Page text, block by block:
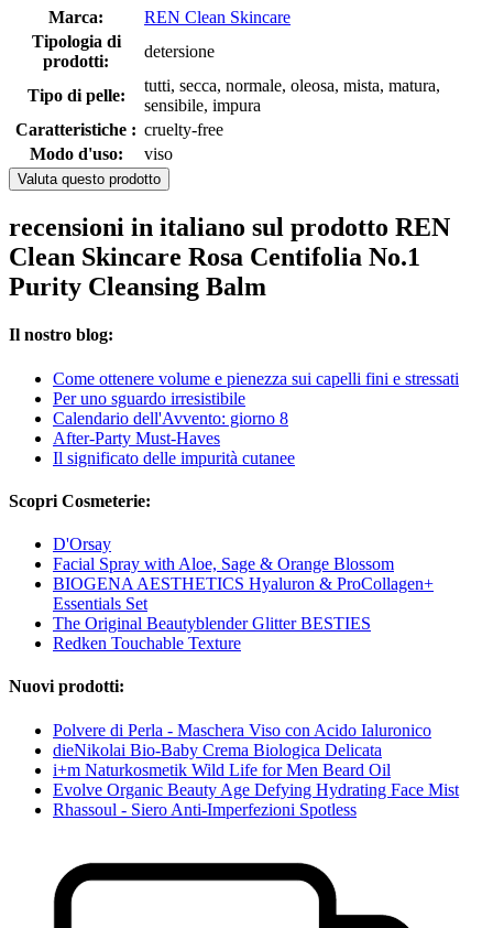
Marca:
REN Clean Skincare
Tipologia di
prodotti:
detersione
Tipo di pelle:
tutti, secca, normale, oleosa, mista, matura,
sensibile, impura
Caratteristiche : cruelty-free
Modo d'uso:
viso
Valuta questo prodotto
recensioni in italiano sul prodotto REN
Clean Skincare Rosa Centifolia No.1
Purity Cleansing Balm
Il nostro blog:
Come ottenere volume e pienezza sui capelli fini e stressati
Per uno sguardo irresistibile
Calendario dell'Avvento: giorno 8
After-Party Must-Haves
Il significato delle impurità cutanee
Scopri Cosmeterie:
D'Orsay
Facial Spray with Aloe, Sage & Orange Blossom
BIOGENA AESTHETICS Hyaluron & ProCollagen+
Essentials Set
The Original Beautyblender Glitter BESTIES
Redken Touchable Texture
Nuovi prodotti:
Polvere di Perla - Maschera Viso con Acido Ialuronico
dieNikolai Bio-Baby Crema Biologica Delicata
i+m Naturkosmetik Wild Life for Men Beard Oil
Evolve Organic Beauty Age Defying Hydrating Face Mist
Rhassoul - Siero Anti-Imperfezioni Spotless